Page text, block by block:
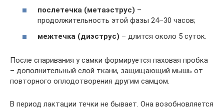
послетечка (метаэструс) –
продолжительность этой фазы 24–30 часов;
межтечка (диэструс) – длится около 5 суток.
После спаривания у самки формируется паховая пробка
– дополнительный слой ткани, защищающий мышь от
повторного оплодотворения другим самцом.
В период лактации течки не бывает. Она возобновляется